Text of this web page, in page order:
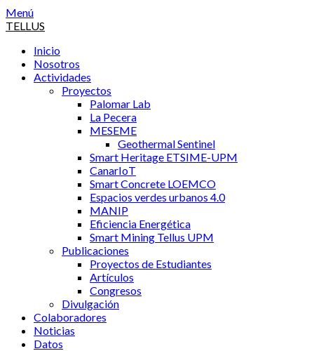
Saltar
al
Menú
TELLUS
Inicio
Nosotros
Actividades
Proyectos
Palomar Lab
La Pecera
MESEME
Geothermal Sentinel
Smart Heritage ETSIME-UPM
CanarIoT
Smart Concrete LOEMCO
Espacios verdes urbanos 4.0
MANIP
Eficiencia Energética
Smart Mining Tellus UPM
Publicaciones
Proyectos de Estudiantes
Artículos
Congresos
Divulgación
Colaboradores
Noticias
Datos